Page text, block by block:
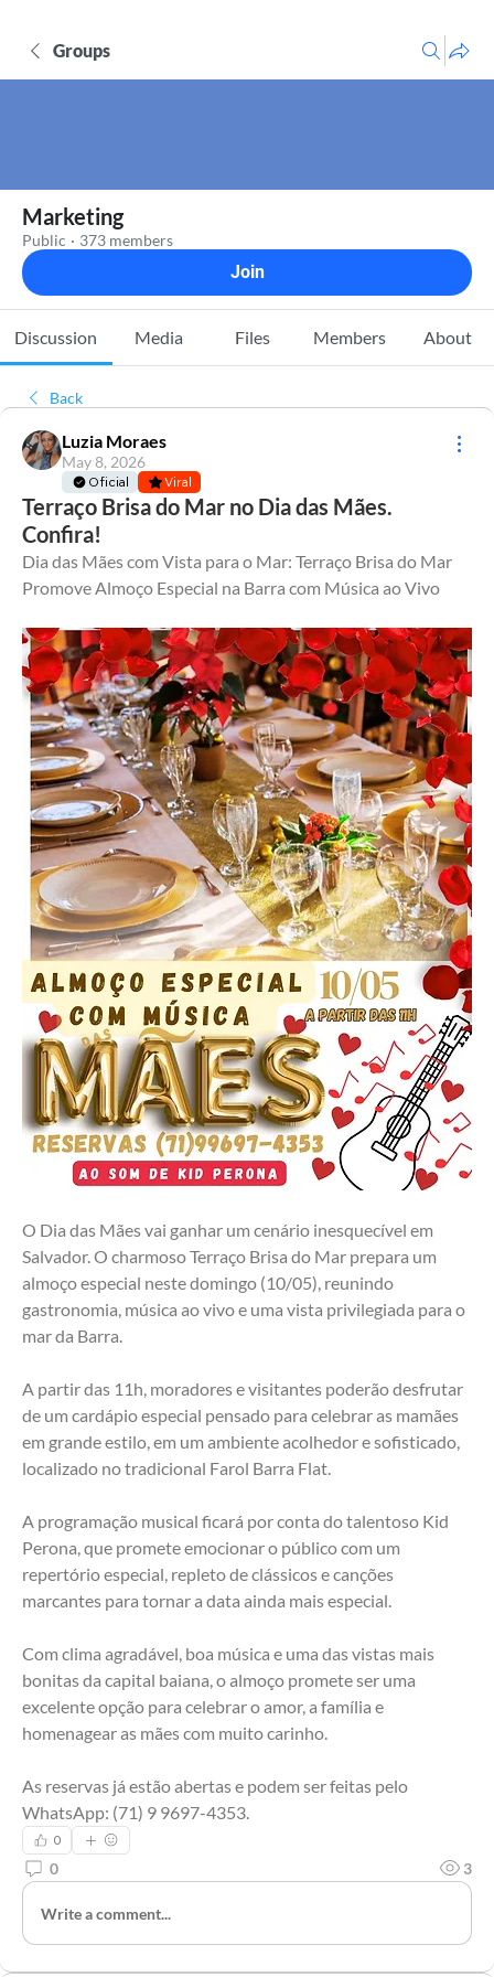
Groups
Marketing
Public · 373 members
Join
Discussion Media Files Members About
Back
Luzia Moraes
May 8, 2026
Oficial Viral
Terraço Brisa do Mar no Dia das Mães.
Confira!
Dia das Mães com Vista para o Mar: Terraço Brisa do Mar
Promove Almoço Especial na Barra com Música ao Vivo
O Dia das Mães vai ganhar um cenário inesquecível em
Salvador. O charmoso Terraço Brisa do Mar prepara um
almoço especial neste domingo (10/05), reunindo
gastronomia, música ao vivo e uma vista privilegiada para o
mar da Barra.
A partir das 11h, moradores e visitantes poderão desfrutar
de um cardápio especial pensado para celebrar as mamães
em grande estilo, em um ambiente acolhedor e sofisticado,
localizado no tradicional Farol Barra Flat.
A programação musical ficará por conta do talentoso Kid
Perona, que promete emocionar o público com um
repertório especial, repleto de clássicos e canções
marcantes para tornar a data ainda mais especial.
Com clima agradável, boa música e uma das vistas mais
bonitas da capital baiana, o almoço promete ser uma
excelente opção para celebrar o amor, a família e
homenagear as mães com muito carinho.
As reservas já estão abertas e podem ser feitas pelo
WhatsApp: (71) 9 9697-4353.
0
0 3
Write a comment...